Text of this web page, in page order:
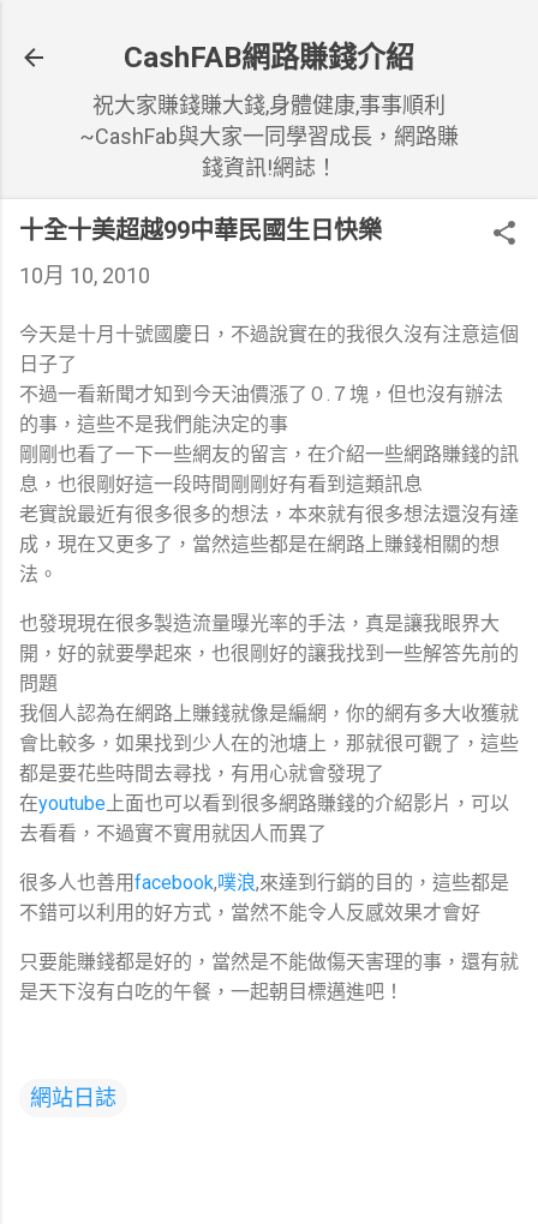
CashFAB網路賺錢介紹
祝大家賺錢賺大錢,身體健康,事事順利
~CashFab與大家一同學習成長，網路賺
錢資訊!網誌！
十全十美超越99中華民國生日快樂
10月 10, 2010
今天是十月十號國慶日，不過說實在的我很久沒有注意這個
日子了
不過一看新聞才知到今天油價漲了０.７塊，但也沒有辦法
的事，這些不是我們能決定的事
剛剛也看了一下一些網友的留言，在介紹一些網路賺錢的訊
息，也很剛好這一段時間剛剛好有看到這類訊息
老實說最近有很多很多的想法，本來就有很多想法還沒有達
成，現在又更多了，當然這些都是在網路上賺錢相關的想
法。
也發現現在很多製造流量曝光率的手法，真是讓我眼界大
開，好的就要學起來，也很剛好的讓我找到一些解答先前的
問題
我個人認為在網路上賺錢就像是編網，你的網有多大收獲就
會比較多，如果找到少人在的池塘上，那就很可觀了，這些
都是要花些時間去尋找，有用心就會發現了
在youtube上面也可以看到很多網路賺錢的介紹影片，可以
去看看，不過實不實用就因人而異了
很多人也善用facebook,噗浪,來達到行銷的目的，這些都是
不錯可以利用的好方式，當然不能令人反感效果才會好
只要能賺錢都是好的，當然是不能做傷天害理的事，還有就
是天下沒有白吃的午餐，一起朝目標邁進吧！
網站日誌